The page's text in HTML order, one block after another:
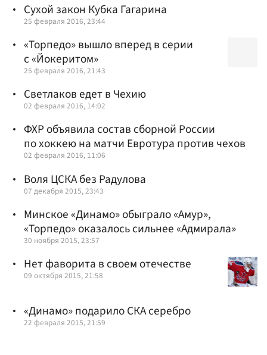
Сухой закон Кубка Гагарина
25 февраля 2016, 23:44
«Торпедо» вышло вперед в серии
с «Йокеритом»
25 февраля 2016, 21:43
Светлаков едет в Чехию
02 февраля 2016, 14:02
ФХР объявила состав сборной России
по хоккею на матчи Евротура против чехов
02 февраля 2016, 11:06
Воля ЦСКА без Радулова
07 декабря 2015, 23:43
Минское «Динамо» обыграло «Амур»,
«Торпедо» оказалось сильнее «Адмирала»
30 ноября 2015, 23:57
Нет фаворита в своем отечестве
09 октября 2015, 21:58
«Динамо» подарило СКА серебро
22 февраля 2015, 21:59